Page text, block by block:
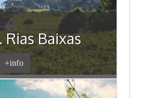
Rias Baixas
+info